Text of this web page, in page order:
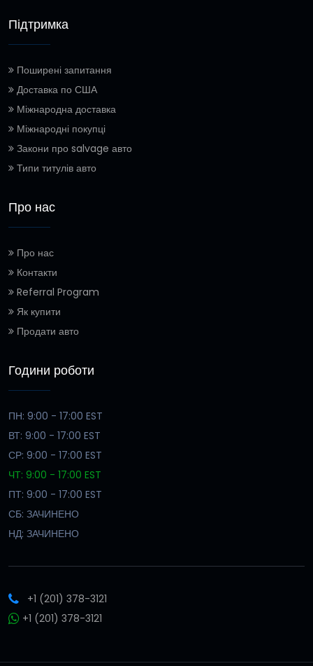
Підтримка
Поширені запитання
Доставка по США
Міжнародна доставка
Міжнародні покупці
Закони про salvage авто
Типи титулів авто
Про нас
Про нас
Контакти
Referral Program
Як купити
Продати авто
Години роботи
ПН: 9:00 - 17:00 EST
ВТ: 9:00 - 17:00 EST
СР: 9:00 - 17:00 EST
ЧТ: 9:00 - 17:00 EST
ПТ: 9:00 - 17:00 EST
СБ: ЗАЧИНЕНО
НД: ЗАЧИНЕНО
+1 (201) 378-3121
+1 (201) 378-3121